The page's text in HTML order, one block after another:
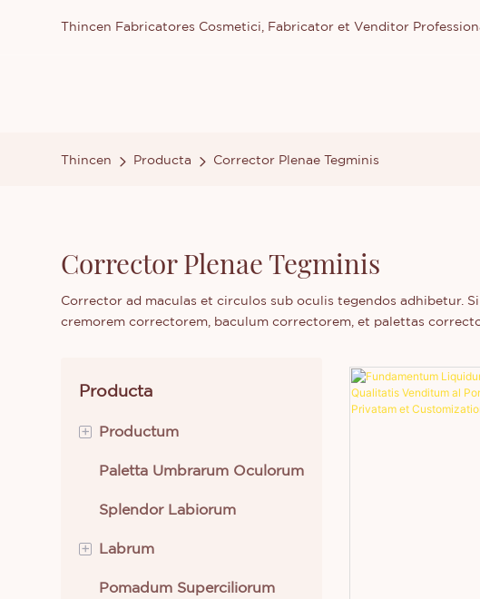
Thincen Fabricatores Cosmetici, Fabricator et Venditor
Thincen Producta Corrector Plenae Tegminis
Corrector Plenae Tegminis
Corrector ad maculas et circulos sub oculis tegendos adhibetur.
cremorem correctorem, baculum correctorem, et palettas
Producta
+ Productum
Cosmetica Oculorum
Cosmetica Labrorum
Instrumenta Pulchritudinis
Ornatus Faciei
Paletta Umbrarum Oculorum
Splendor Labiorum
+ Labrum
Labrum Cremeum
Pomadum Superciliorum